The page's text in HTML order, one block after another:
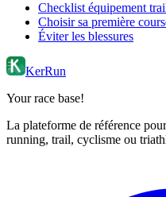
Checklist équipement
Choisir sa première
Éviter les blessures
KerRun
Your race base!
La plateforme de référence
running, trail, cyclisme ou